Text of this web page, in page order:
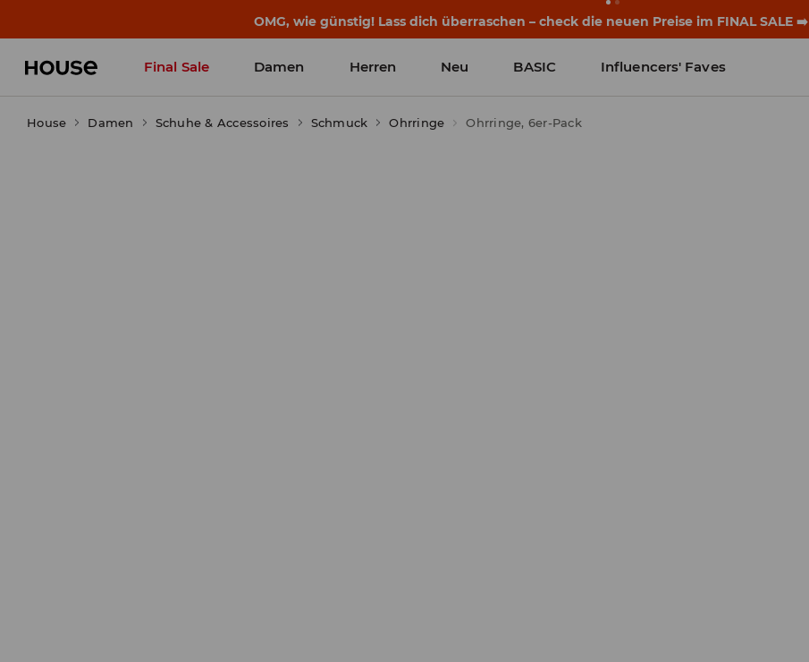
OMG, wie günstig! Lass dich überraschen – check die neuen Preise im FINAL SALE ➡️
Final Sale Damen Herren Neu BASIC Influencers' Faves
House Damen Schuhe & Accessoires Schmuck Ohrringe Ohrringe, 6er-Pack